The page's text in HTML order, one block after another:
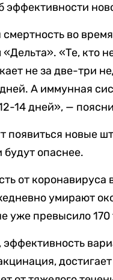
эффективности
смертность во
«Те, кто
не за две-три
А иммунная
14 дней», —
появиться новые
будут опаснее.
от коронавируса
умирают
уже превысило 170